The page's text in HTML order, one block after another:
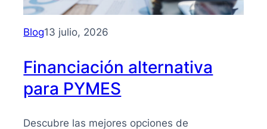
que
necesitas
tomar
mejores
decisiones
Blog13 julio, 2026
Financiación alternativa
para PYMES
Descubre las mejores opciones de